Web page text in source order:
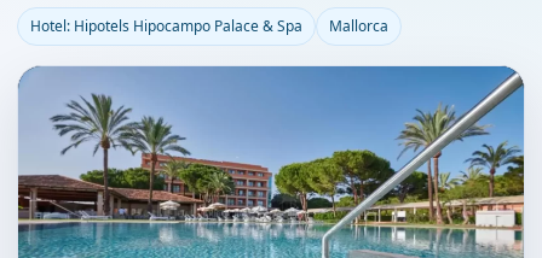
Hotel: Hipotels Hipocampo Palace & Spa Mallorca